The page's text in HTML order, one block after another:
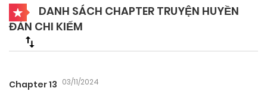
DANH SÁCH CHAPTER TRUYỆN HUYỀN
ĐÀN CHI KIẾM
Chapter 13 03/11/2024